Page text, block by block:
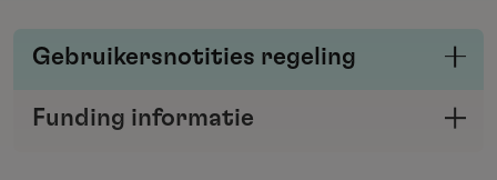
Gebruikersnotities regeling
verstrekker met de Fondswervingonline
Funding informatie